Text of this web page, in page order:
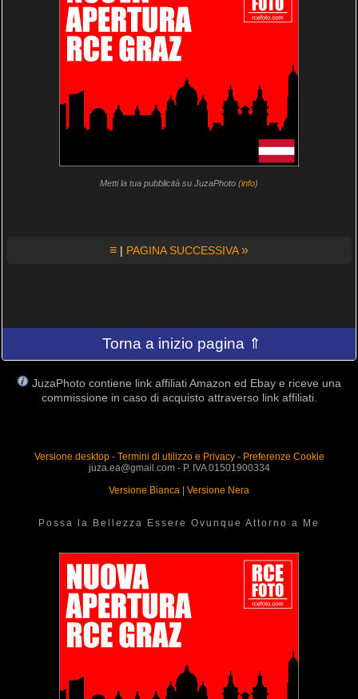
Metti la tua pubblicità su JuzaPhoto (info)
≡ | PAGINA SUCCESSIVA»
Torna a inizio pagina ⇑
JuzaPhoto contiene link affiliati Amazon ed Ebay e riceve una
commissione in caso di acquisto attraverso link affiliati.
Versione desktop- Termini di utilizzo e Privacy- Preferenze Cookie
juza.ea@gmail.com - P. IVA 01501900334
Versione Bianca
Versione Nera
Possa la Bellezza Essere Ovunque Attorno a Me